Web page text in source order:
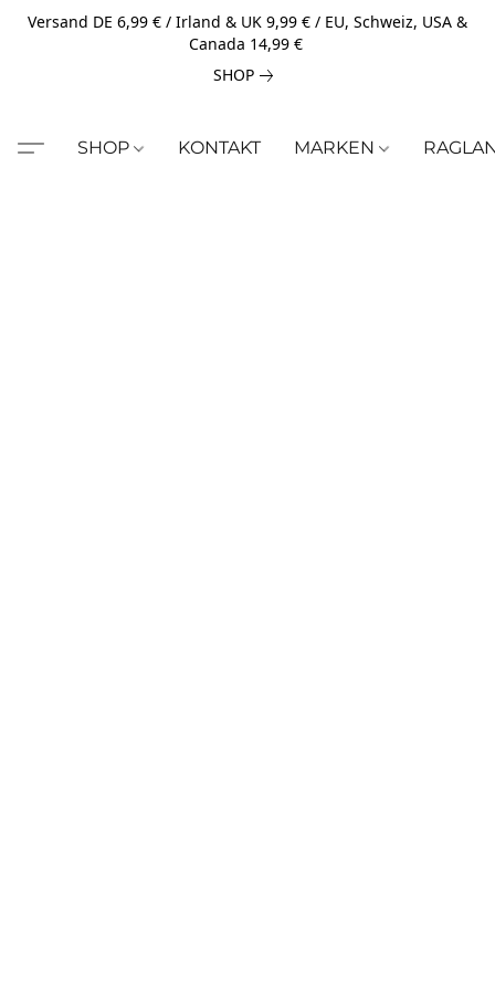
Versand DE 6,99 € / Irland & UK 9,99 € / EU, Schweiz, USA &
Canada 14,99 €
SHOP
SHOP KONTAKT MARKEN